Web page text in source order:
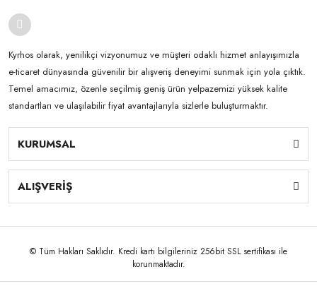
Kyrhos olarak, yenilikçi vizyonumuz ve müşteri odaklı hizmet anlayışımızla
e-ticaret dünyasında güvenilir bir alışveriş deneyimi sunmak için yola çıktık.
Temel amacımız, özenle seçilmiş geniş ürün yelpazemizi yüksek kalite
standartları ve ulaşılabilir fiyat avantajlarıyla sizlerle buluşturmaktır.
KURUMSAL
ALIŞVERİŞ
© Tüm Hakları Saklıdır. Kredi kartı bilgileriniz 256bit SSL sertifikası ile
korunmaktadır.